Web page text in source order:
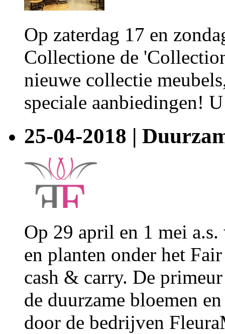
Op zaterdag 17 en
Collectione de
nieuwe collectie
speciale aanbiedingen!
25-04-2018 |
Op 29 april en 1 mei
en planten onder het
cash & carry. De
de duurzame bloemen
door de bedrijven